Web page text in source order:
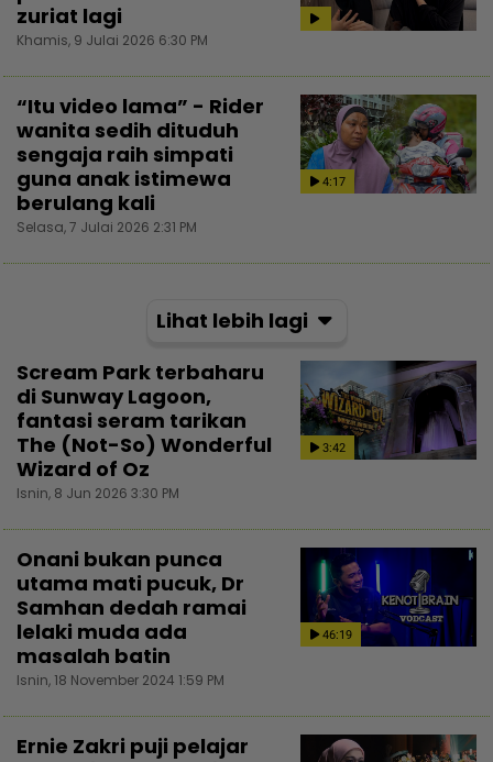
zuriat lagi
Khamis, 9 Julai 2026 6:30 PM
4:17
“Itu video lama” - Rider
wanita sedih dituduh
sengaja raih simpati
guna anak istimewa
berulang kali
Selasa, 7 Julai 2026 2:31 PM
Lihat lebih lagi
3:42
Scream Park terbaharu
di Sunway Lagoon,
fantasi seram tarikan
The (Not-So) Wonderful
Wizard of Oz
Isnin, 8 Jun 2026 3:30 PM
46:19
Onani bukan punca
utama mati pucuk, Dr
Samhan dedah ramai
lelaki muda ada
masalah batin
Isnin, 18 November 2024 1:59 PM
Ernie Zakri puji pelajar